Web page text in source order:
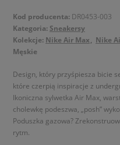
Kod producenta: DR0453-003
Kategoria: Sneakersy
Kolekcje: Nike Air Max Nike
Męskie
Design, który przyśpiesza bicie
które czerpią inspiracje z
Ikoniczna sylwetka Air Max,
cholewkę podeszwa, „posh”
Poduszka gazowa?
rytm.